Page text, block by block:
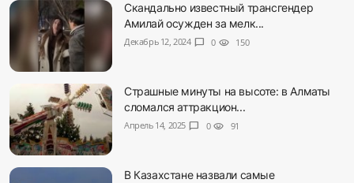
Скандально известный трансгендер
Амилай осужден за мелк...
Декабрь 12, 2024 chat_bubble 0 visibility 150
Страшные минуты на высоте: в Алматы
сломался аттракцион...
Апрель 14, 2025 chat_bubble 0 visibility 91
В Казахстане назвали самые